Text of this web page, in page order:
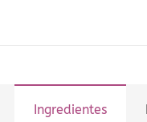
Ingredientes